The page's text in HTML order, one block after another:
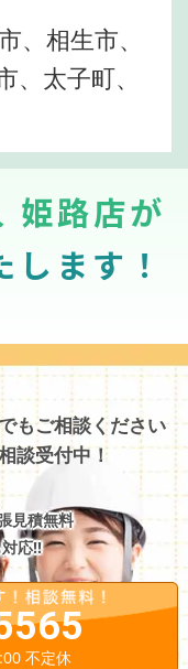
、相生市、
太子町、
姫路店が
します！
もご相談ください
談受付中！
見積無料
応!!
不定休